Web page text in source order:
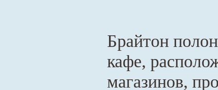
Брайтон
кафе,
магазинов,